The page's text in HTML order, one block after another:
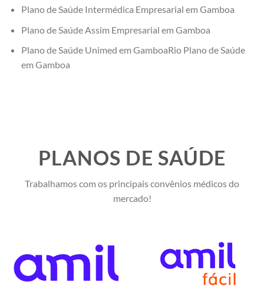
Plano de Saúde Intermédica Empresarial em Gamboa
Plano de Saúde Assim Empresarial em Gamboa
Plano de Saúde Unimed em GamboaRio Plano de Saúde
em Gamboa
PLANOS DE SAÚDE
Trabalhamos com os principais convênios médicos do
mercado!